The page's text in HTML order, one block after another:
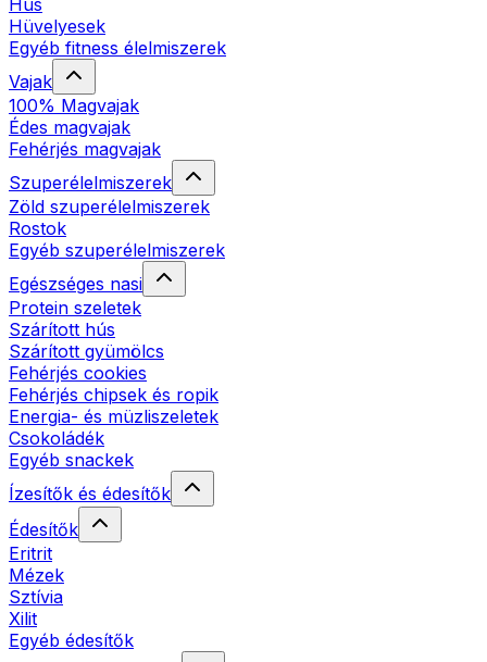
Hús
Hüvelyesek
Egyéb fitness élelmiszerek
Vajak
100% Magvajak
Édes magvajak
Fehérjés magvajak
Szuperélelmiszerek
Zöld szuperélelmiszerek
Rostok
Egyéb szuperélelmiszerek
Egészséges nasi
Protein szeletek
Szárított hús
Szárított gyümölcs
Fehérjés cookies
Fehérjés chipsek és ropik
Energia- és müzliszeletek
Csokoládék
Egyéb snackek
Ízesítők és édesítők
Édesítők
Eritrit
Mézek
Sztívia
Xilit
Egyéb édesítők